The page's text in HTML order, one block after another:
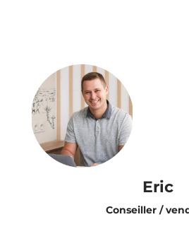
Eric
Conseiller /